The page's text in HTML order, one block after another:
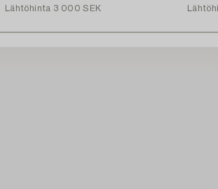
Lähtöhinta 3 000 SEK